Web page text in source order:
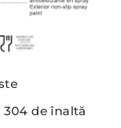
de înaltă